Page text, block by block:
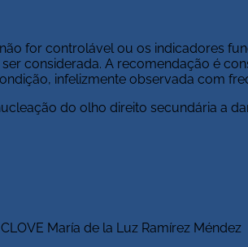
for controlável ou os indicadores
considerada. A recomendação é
infelizmente observada com
do olho direito secundária a
María de la Luz Ramírez Méndez